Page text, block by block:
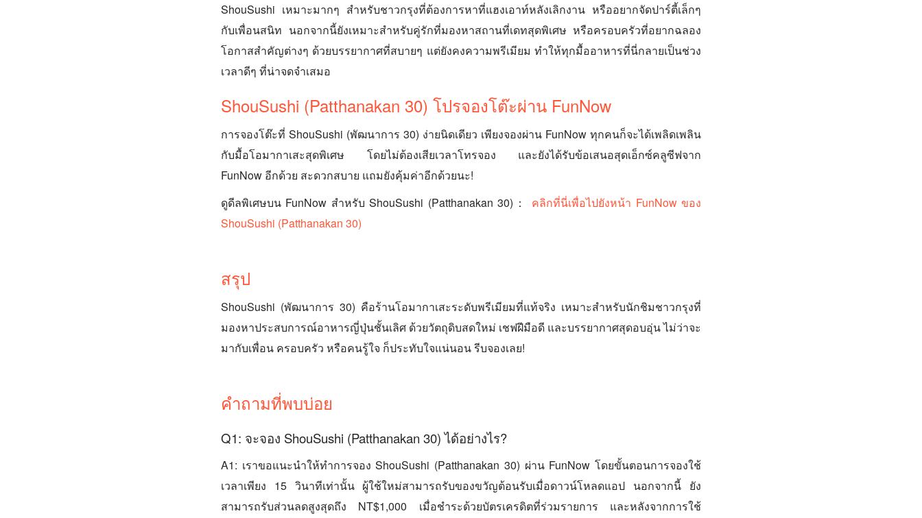
ShouSushi เหมาะมากๆ สำหรับชาวกรุงที่ต้องการหาที่แฮงเอาท์หลังเลิกงาน หรืออยากจัดปาร์ตี้เล็กๆ
กับเพื่อนสนิท นอกจากนี้ยังเหมาะสำหรับคู่รักที่มองหาสถานที่เดทสุดพิเศษ หรือครอบครัวที่อยากฉลอง
โอกาสสำคัญต่างๆ ด้วยบรรยากาศที่สบายๆ แต่ยังคงความพรีเมียม ทำให้ทุกมื้ออาหารที่นี่กลายเป็นช่วง
เวลาดีๆ ที่น่าจดจำเสมอ
ShouSushi (Patthanakan 30) โปรจองโต๊ะผ่าน FunNow
การจองโต๊ะที่ ShouSushi (พัฒนาการ 30) ง่ายนิดเดียว เพียงจองผ่าน FunNow ทุกคนก็จะได้เพลิดเพลิน
กับมื้อโอมากาเสะสุดพิเศษ โดยไม่ต้องเสียเวลาโทรจอง และยังได้รับข้อเสนอสุดเอ็กซ์คลูซีฟจาก
FunNow อีกด้วย สะดวกสบาย แถมยังคุ้มค่าอีกด้วยนะ!
ดูดีลพิเศษบน FunNow สำหรับ ShouSushi (Patthanakan 30)： คลิกที่นี่เพื่อไปยังหน้า FunNow ของ
ShouSushi (Patthanakan 30)
สรุป
ShouSushi (พัฒนาการ 30) คือร้านโอมากาเสะระดับพรีเมียมที่แท้จริง เหมาะสำหรับนักชิมชาวกรุงที่
มองหาประสบการณ์อาหารญี่ปุ่นชั้นเลิศ ด้วยวัตถุดิบสดใหม่ เชฟฝีมือดี และบรรยากาศสุดอบอุ่น ไม่ว่าจะ
มากับเพื่อน ครอบครัว หรือคนรู้ใจ ก็ประทับใจแน่นอน รีบจองเลย!
คำถามที่พบบ่อย
Q1: จะจอง ShouSushi (Patthanakan 30) ได้อย่างไร?
A1: เราขอแนะนำให้ทำการจอง ShouSushi (Patthanakan 30) ผ่าน FunNow โดยขั้นตอนการจองใช้
เวลาเพียง 15 วินาทีเท่านั้น ผู้ใช้ใหม่สามารถรับของขวัญต้อนรับเมื่อดาวน์โหลดแอป นอกจากนี้ ยัง
สามารถรับส่วนลดสูงสุดถึง NT$1,000 เมื่อชำระด้วยบัตรเครดิตที่ร่วมรายการ และหลังจากการใช้